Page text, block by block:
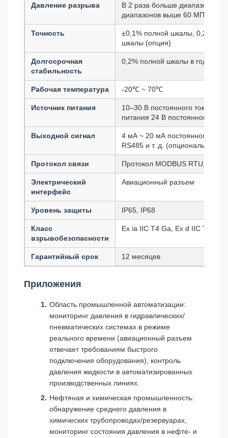
Давление разрыва
В 2 раза больше диапазона
диапазонов выше 60 МПа)
Точность
±0,1% полной шкалы, 0,25%
шкалы (опция)
Долгосрочная
стабильность
0,2% полной шкалы в год
Рабочая температура -20℃ ~ 70℃
Источник питания
10–30 В постоянного тока
питания 24 В постоянного тока)
Выходной сигнал
4 мА ~ 20 мА постоянного
RS485 и т. д. (опционально)
Протокол связи Протокол MODBUS RTU,
Электрический
интерфейс
Авиационный разъем
Уровень защиты IP65, IP68
Класс
взрывобезопасности
Ex ia IIC T4 Ga, Ex d IIC T6
Гарантийный срок 12 месяцев
Приложения
Область промышленной автоматизации:
мониторинг давления в гидравлических/
пневматических системах в режиме
реального времени (авиационный разъем
отвечает требованиям быстрого
подключения оборудования), контроль
давления жидкости в автоматизированных
производственных линиях.
Нефтяная и химическая промышленность:
обнаружение среднего давления в
химических трубопроводах/резервуарах,
мониторинг состояния давления в нефте- и